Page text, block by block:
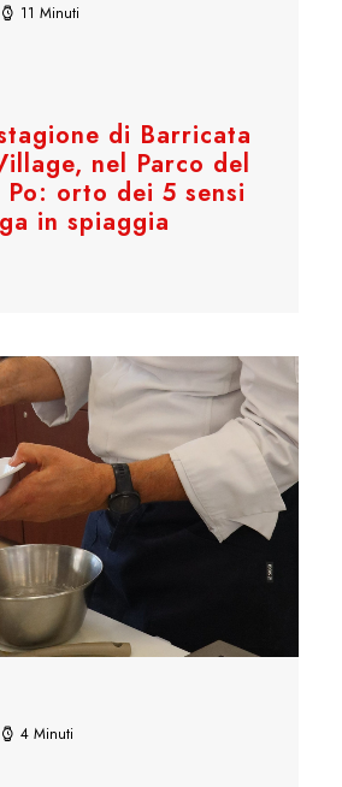
11 Minuti
di Barricata
nel Parco del
orto dei 5 sensi
in spiaggia
4 Minuti